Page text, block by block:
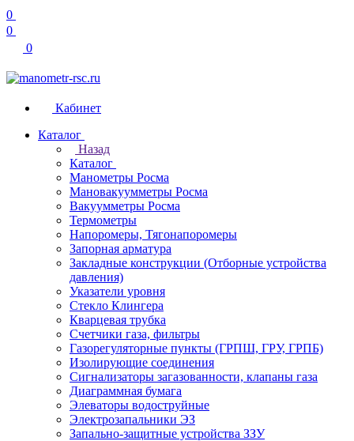
0
0
0
Кабинет
Каталог
Назад
Каталог
Манометры Росма
Мановакуумметры Росма
Вакуумметры Росма
Термометры
Напоромеры, Тягонапоромеры
Запорная арматура
Закладные конструкции (Отборные устройства
давления)
Указатели уровня
Стекло Клингера
Кварцевая трубка
Счетчики газа, фильтры
Газорегуляторные пункты (ГРПШ, ГРУ, ГРПБ)
Изолирующие соединения
Сигнализаторы загазованности, клапаны газа
Диаграммная бумага
Элеваторы водоструйные
Электрозапальники ЭЗ
Запально-защитные устройства ЗЗУ